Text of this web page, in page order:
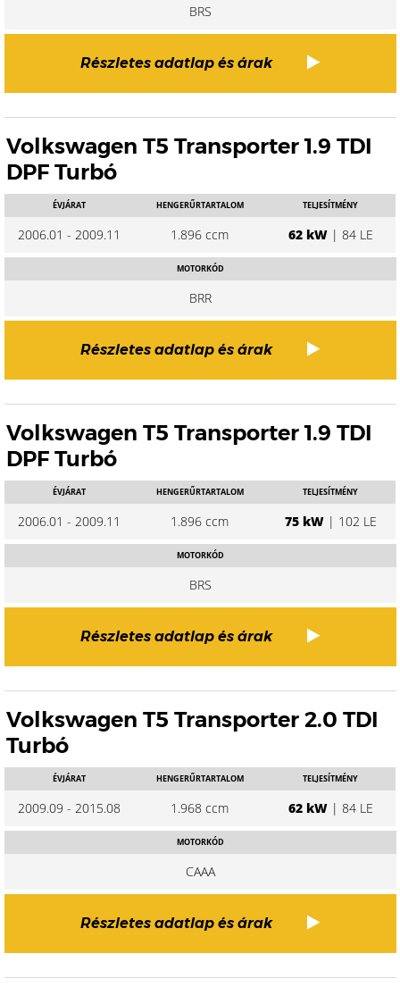
BRS
Részletes adatlap és árak
Volkswagen T5 Transporter 1.9 TDI
DPF Turbó
ÉVJÁRAT
2006.01 - 2009.11
HENGERŰRTARTALOM
1.896 ccm
TELJESÍTMÉNY
62 kW| 84 LE
MOTORKÓD
BRR
Részletes adatlap és árak
Volkswagen T5 Transporter 1.9 TDI
DPF Turbó
ÉVJÁRAT
2006.01 - 2009.11
HENGERŰRTARTALOM
1.896 ccm
TELJESÍTMÉNY
75 kW| 102 LE
MOTORKÓD
BRS
Részletes adatlap és árak
Volkswagen T5 Transporter 2.0 TDI
Turbó
ÉVJÁRAT
2009.09 - 2015.08
HENGERŰRTARTALOM
1.968 ccm
TELJESÍTMÉNY
62 kW| 84 LE
MOTORKÓD
CAAA
Részletes adatlap és árak